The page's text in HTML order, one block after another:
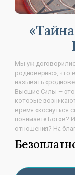
Мы уж
родноверию», что
называть
Высшие Силы — это
которые
время «коснуться
понимаете Богов?
отношения? На